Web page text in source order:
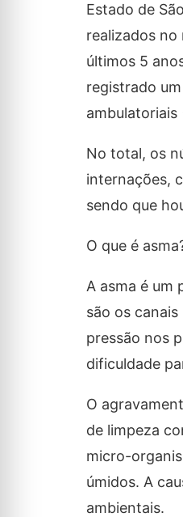
Estado de
realizados no
últimos 5
registrado
ambulatoriais
No total, os
internações,
sendo que
O que é
A asma é um
são os
pressão nos
dificuldade
O
de limpeza
micro-
úmidos. A
ambientais.